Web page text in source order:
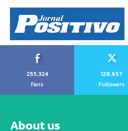
255,324
Fans
128,657
Followers
About us